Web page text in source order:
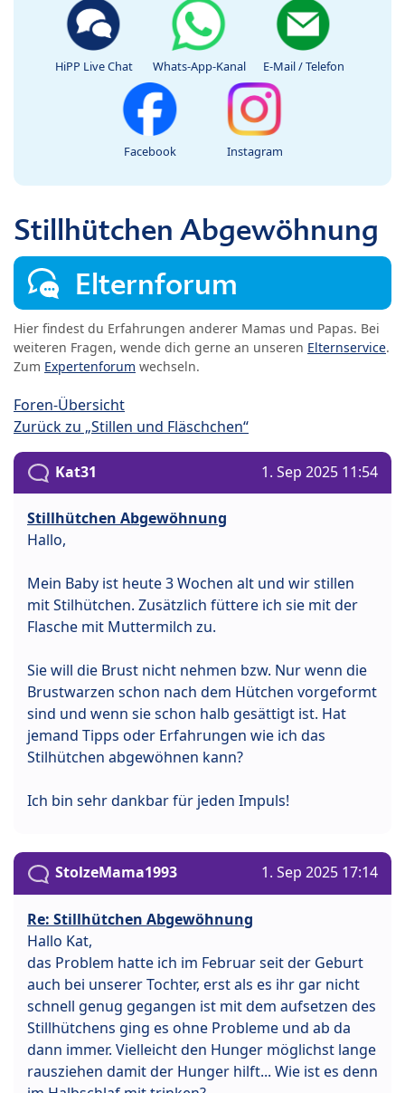
HiPP Live Chat Whats-App-Kanal E-Mail / Telefon
Facebook Instagram
Stillhütchen Abgewöhnung
Elternforum
Hier findest du Erfahrungen anderer Mamas und Papas. Bei
weiteren Fragen, wende dich gerne an unseren Elternservice.
Zum Expertenforum wechseln.
Foren-Übersicht
Zurück zu „Stillen und Fläschchen“
Kat31 1. Sep 2025 11:54
Stillhütchen Abgewöhnung
Hallo,
Mein Baby ist heute 3 Wochen alt und wir stillen
mit Stilhütchen. Zusätzlich füttere ich sie mit der
Flasche mit Muttermilch zu.
Sie will die Brust nicht nehmen bzw. Nur wenn die
Brustwarzen schon nach dem Hütchen vorgeformt
sind und wenn sie schon halb gesättigt ist. Hat
jemand Tipps oder Erfahrungen wie ich das
Stilhütchen abgewöhnen kann?
Ich bin sehr dankbar für jeden Impuls!
StolzeMama1993 1. Sep 2025 17:14
Re: Stillhütchen Abgewöhnung
Hallo Kat,
das Problem hatte ich im Februar seit der Geburt
auch bei unserer Tochter, erst als es ihr gar nicht
schnell genug gegangen ist mit dem aufsetzen des
Stillhütchens ging es ohne Probleme und ab da
dann immer. Vielleicht den Hunger möglichst lange
rausziehen damit der Hunger hilft... Wie ist es denn